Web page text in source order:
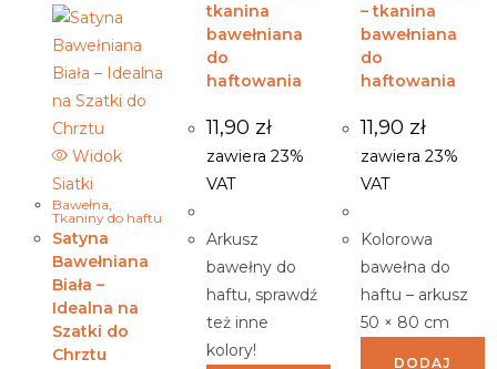
Widok
Siatki
Bawełna,
Tkaniny do haftu
Satyna
Bawełniana
Biała –
Idealna na
Szatki do
Chrztu
tkanina
bawełniana
do
haftowania
11,90 zł
zawiera 23%
VAT
Arkusz
bawełny do
haftu, sprawdź
też inne
kolory!
– tkanina
bawełniana
do
haftowania
11,90 zł
zawiera 23%
VAT
Kolorowa
bawełna do
haftu – arkusz
50 × 80 cm
DODAJ